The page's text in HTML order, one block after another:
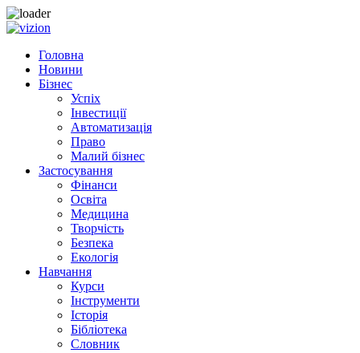
Skip
contentГоловна
Новини
Бізнес
Успіх
Інвестиції
Автоматизація
Право
Малий бізнес
Застосування
Фінанси
Освіта
Медицина
Творчість
Безпека
Екологія
Навчання
Курси
Інструменти
Історія
Бібліотека
Словник